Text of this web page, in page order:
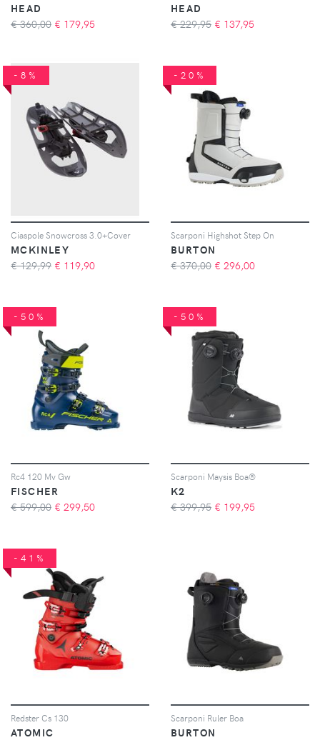
HEAD
€ 360,00 € 179,95
HEAD
€ 229,95 € 137,95
-8%
Ciaspole Snowcross 3.0+Cover
MCKINLEY
€ 129,99 € 119,90
-20%
Scarponi Highshot Step On
BURTON
€ 370,00 € 296,00
-50%
Rc4 120 Mv Gw
FISCHER
€ 599,00 € 299,50
-50%
Scarponi Maysis Boa®
K2
€ 399,95 € 199,95
-41%
Redster Cs 130
ATOMIC
Scarponi Ruler Boa
BURTON